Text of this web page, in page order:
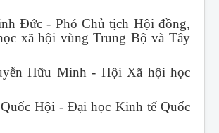
Đức - Phó Chủ tịch Hội đồng,
xã hội vùng Trung Bộ và Tây
Hữu Minh - Hội Xã hội học
Hội - Đại học Kinh tế Quốc